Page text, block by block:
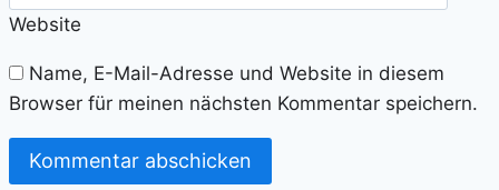
Website
Name, E-Mail-Adresse und Website in diesem
Browser für meinen nächsten Kommentar speichern.